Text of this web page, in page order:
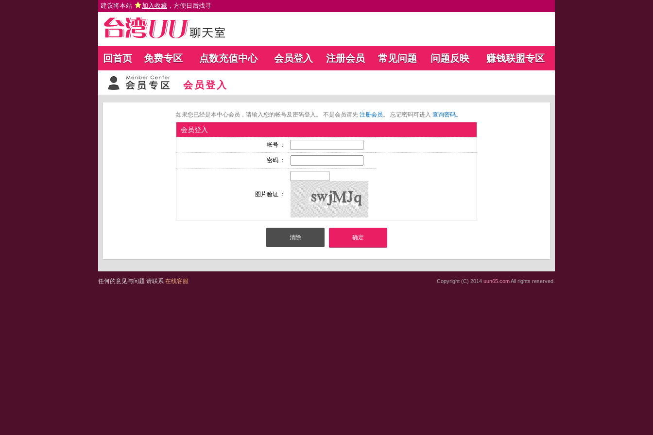
建议将本站 加入收藏 ，方便日后找寻
回首页 免费专区 点数充值中心 会员登入 注册会员 常见问题 问题反映 赚钱联盟专区
会员登入
如果您已经是本中心会员，请输入您的帐号及密码登入。 不是会员请先 注册会员。 忘记密码可进入 查询密码。
会员登入
帐号 ：
密码 ：
图片验证 ：
任何的意见与问题 请联系 在线客服 Copyright (C) 2014 uun65.comAll rights reserved.